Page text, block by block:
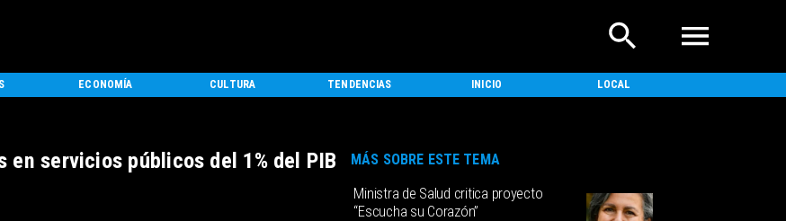
ECONOMÍA CULTURA TENDENCIAS INICIO LOCAL
Ministra de Salud critica proyecto
“Escucha su Corazón”
MÁS SOBRE ESTE TEMA
servicios públicos del 1% del PIB